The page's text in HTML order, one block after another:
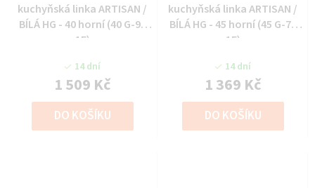
kuchyňská linka ARTISAN /
BÍLÁ HG - 40 horní (40 G-90
1F)
14 dní
1 509 Kč
DO KOŠÍKU
kuchyňská linka ARTISAN /
BÍLÁ HG - 45 horní (45 G-72
1F)
14 dní
1 369 Kč
DO KOŠÍKU